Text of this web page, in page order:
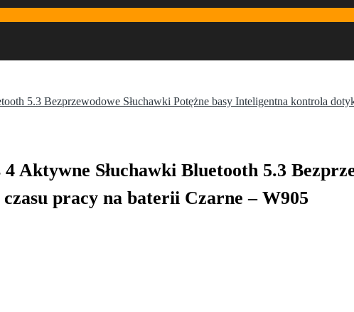
5.3 Bezprzewodowe Słuchawki Potężne basy Inteligentna kontrola
Aktywne Słuchawki Bluetooth 5.3
pracy na baterii Czarne – W905